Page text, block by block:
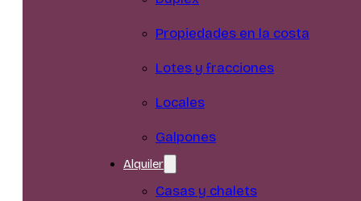
Propiedades en la costa
Lotes y fracciones
Locales
Galpones
Alquiler
Casas y chalets